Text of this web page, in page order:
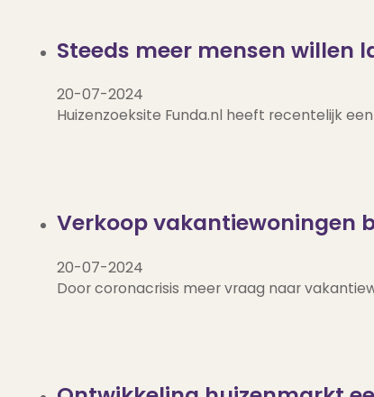
Steeds meer mensen willen
20-07-2024
Huizenzoeksite Funda.nl heeft recentelijk
Verkoop vakantiewoningen
20-07-2024
Door coronacrisis meer vraag naar